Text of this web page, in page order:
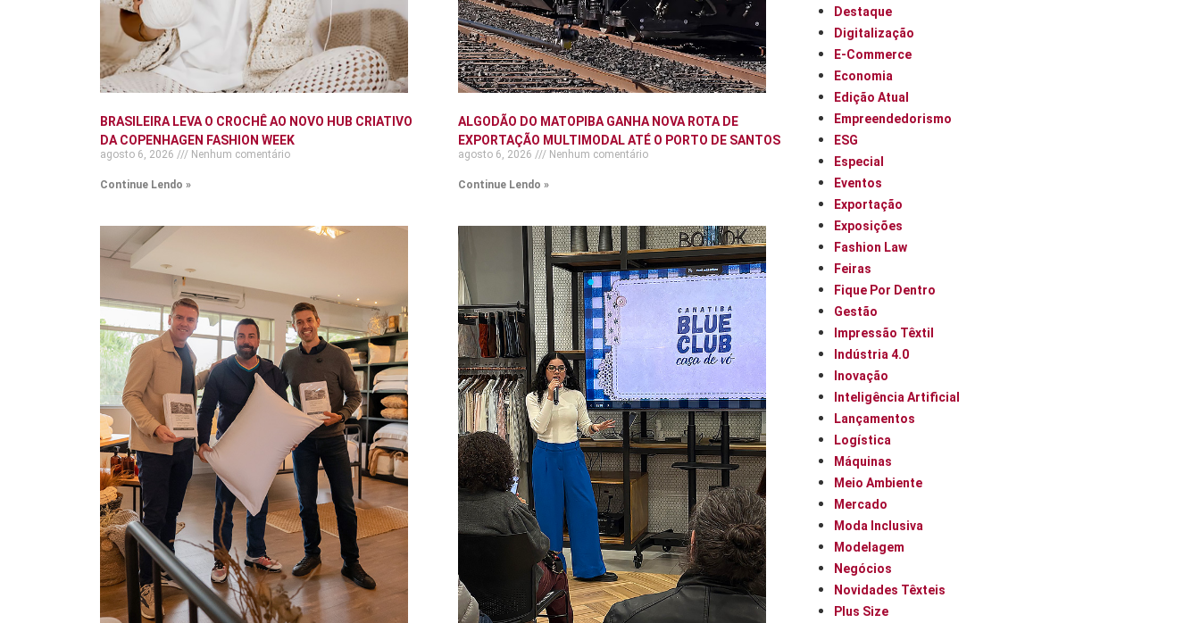
BRASILEIRA LEVA O CROCHÊ AO NOVO HUB CRIATIVO
DA COPENHAGEN FASHION WEEK
agosto 6, 2026 Nenhum comentário
Continue Lendo »
ALGODÃO DO MATOPIBA GANHA NOVA ROTA DE
EXPORTAÇÃO MULTIMODAL ATÉ O PORTO DE SANTOS
agosto 6, 2026 Nenhum comentário
Continue Lendo »
Destaque
Digitalização
E-Commerce
Economia
Edição Atual
Empreendedorismo
ESG
Especial
Eventos
Exportação
Exposições
Fashion Law
Feiras
Fique Por Dentro
Gestão
Impressão Têxtil
Indústria 4.0
Inovação
Inteligência Artificial
Lançamentos
Logística
Máquinas
Meio Ambiente
Mercado
Moda Inclusiva
Modelagem
Negócios
Novidades Têxteis
Plus Size